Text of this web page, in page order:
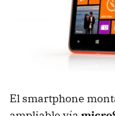
El smartphone